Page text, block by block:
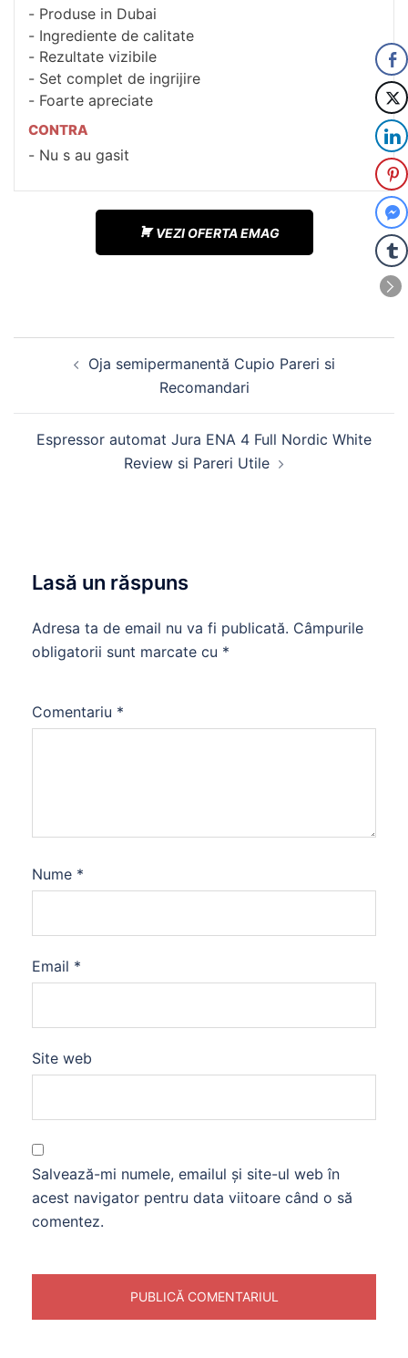
Produse in Dubai
Ingrediente de calitate
Rezultate vizibile
Set complet de ingrijire
Foarte apreciate
CONTRA
Nu s au gasit
VEZI OFERTA EMAG
Oja semipermanentă Cupio Pareri si
Recomandari
Espressor automat Jura ENA 4 Full Nordic White
Review si Pareri Utile
Lasă un răspuns
Adresa ta de email nu va fi publicată. Câmpurile
obligatorii sunt marcate cu *
Comentariu *
Nume *
Email *
Site web
Salvează-mi numele, emailul și site-ul web în
acest navigator pentru data viitoare când o să
comentez.